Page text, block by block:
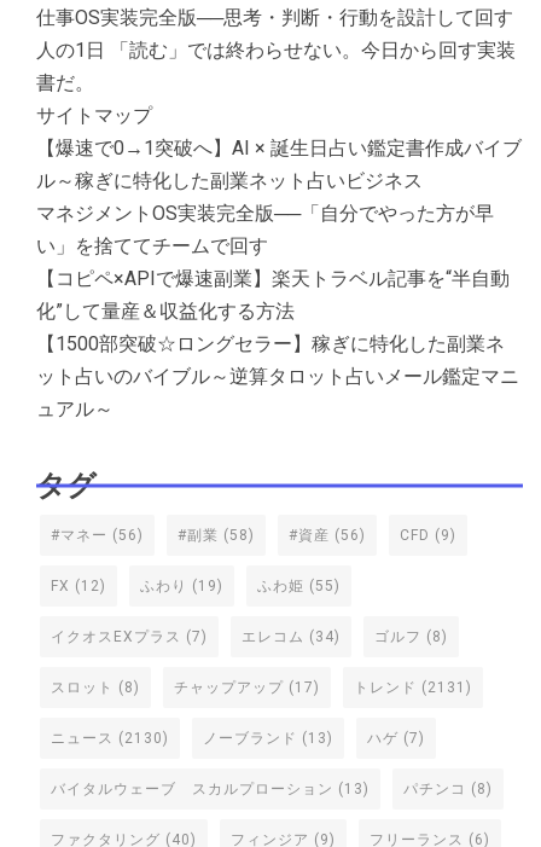
仕事OS実装完全版──思考・判断・行動を設計して回す
人の1日 「読む」では終わらせない。今日から回す実装
書だ。
サイトマップ
【爆速で0→1突破へ】AI × 誕生日占い鑑定書作成バイブ
ル～稼ぎに特化した副業ネット占いビジネス
マネジメントOS実装完全版──「自分でやった方が早
い」を捨ててチームで回す
【コピペ×APIで爆速副業】楽天トラベル記事を“半自動
化”して量産＆収益化する方法
【1500部突破☆ロングセラー】稼ぎに特化した副業ネ
ット占いのバイブル～逆算タロット占いメール鑑定マニ
ュアル～
タグ
#マネー (56) #副業 (58) #資産 (56) CFD (9)
FX (12) ふわり (19) ふわ姫 (55)
イクオスEXプラス (7) エレコム (34) ゴルフ (8)
スロット (8) チャップアップ (17) トレンド (2131)
ニュース (2130) ノーブランド (13) ハゲ (7)
バイタルウェーブ スカルプローション (13) パチンコ (8)
ファクタリング (40) フィンジア (9) フリーランス (6)